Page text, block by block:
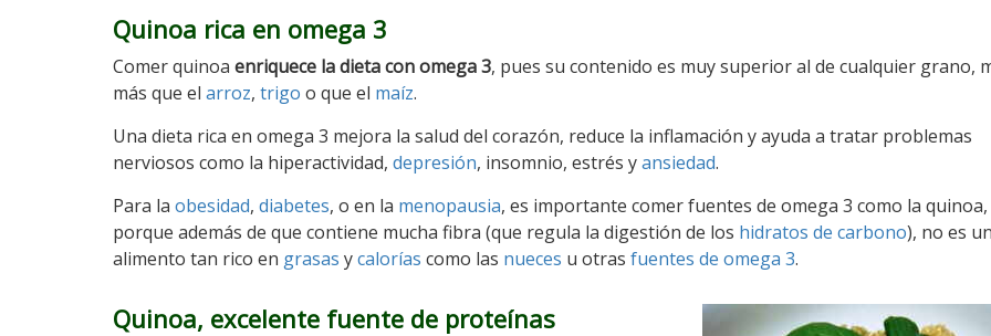
Quinoa rica en omega 3
Comer quinoa enriquece la dieta con omega 3, pues su contenido es muy superior al de cualquier grano,
más que el arroz, trigo o que el maíz.
Una dieta rica en omega 3 mejora la salud del corazón, reduce la inflamación y ayuda a tratar problemas
nerviosos como la hiperactividad, depresión, insomnio, estrés yansiedad.
Para la obesidad, diabetes, o en la menopausia, es importante comer fuentes de omega 3 como la quinoa,
porque además de que contiene mucha fibra (que regula la digestión de los hidratos de carbono), no es un
alimento tan rico en grasas ycalorías como las nueces u otras fuentes de omega 3.
Quinoa, excelente fuente de proteínas